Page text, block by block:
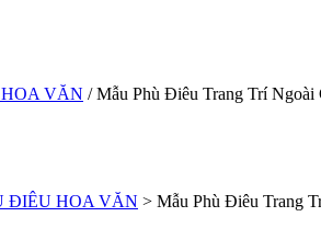
VĂN / Mẫu Phù Điêu Trang Trí
ĐIÊU HOA VĂN > Mẫu Phù Điêu Trang